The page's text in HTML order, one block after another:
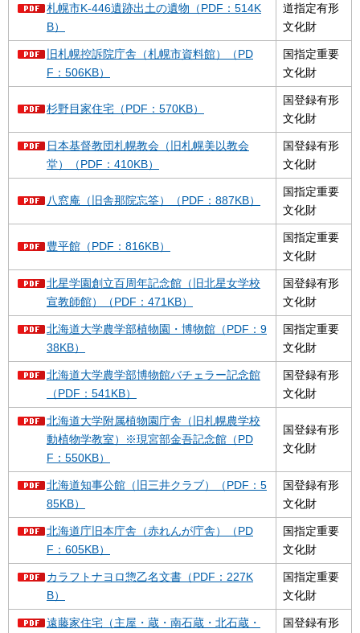
札幌市K-446遺跡出土の遺物（PDF：514K
B）
道指定有形
文化財
旧札幌控訴院庁舎（札幌市資料館）（PD
F：506KB）
国指定重要
文化財
杉野目家住宅（PDF：570KB）
国登録有形
文化財
日本基督教団札幌教会（旧札幌美以教会
堂）（PDF：410KB）
国登録有形
文化財
八窓庵（旧舎那院忘筌）（PDF：887KB）
国指定重要
文化財
豊平館（PDF：816KB）
国指定重要
文化財
北星学園創立百周年記念館（旧北星女学校
宣教師館）（PDF：471KB）
国登録有形
文化財
北海道大学農学部植物園・博物館（PDF：9
38KB）
国指定重要
文化財
北海道大学農学部博物館バチェラー記念館
（PDF：541KB）
国登録有形
文化財
北海道大学附属植物園庁舎（旧札幌農学校
動植物学教室）※現宮部金吾記念館（PD
F：550KB）
国登録有形
文化財
北海道知事公館（旧三井クラブ）（PDF：5
85KB）
国登録有形
文化財
北海道庁旧本庁舎（赤れんが庁舎）（PD
F：605KB）
国指定重要
文化財
カラフトナヨロ惣乙名文書（PDF：227K
B）
国指定重要
文化財
遠藤家住宅（主屋・蔵・南石蔵・北石蔵・
国登録有形